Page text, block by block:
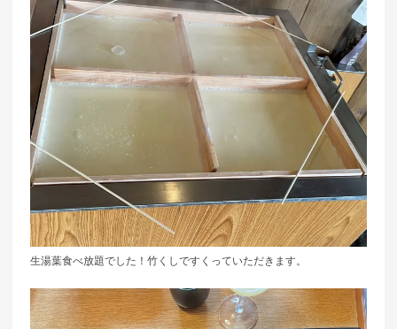
生湯葉食べ放題でした！竹くしですくっていただきます。